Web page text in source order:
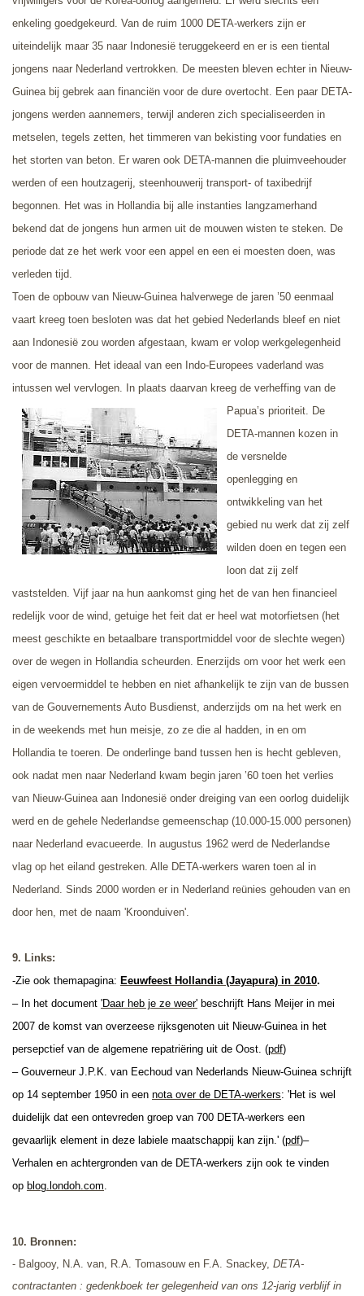
enkeling goedgekeurd. Van de ruim 1000 DETA-werkers zijn er
uiteindelijk maar 35 naar Indonesië teruggekeerd en er is een tiental
jongens naar Nederland vertrokken. De meesten bleven echter in Nieuw-
Guinea bij gebrek aan financiën voor de dure overtocht. Een paar DETA-
jongens werden aannemers, terwijl anderen zich specialiseerden in
metselen, tegels zetten, het timmeren van bekisting voor fundaties en
het storten van beton. Er waren ook DETA-mannen die pluimveehouder
werden of een houtzagerij, steenhouwerij transport- of taxibedrijf
begonnen. Het was in Hollandia bij alle instanties langzamerhand
bekend dat de jongens hun armen uit de mouwen wisten te steken. De
periode dat ze het werk voor een appel en een ei moesten doen, was
verleden tijd.
Toen de opbouw van Nieuw-Guinea halverwege de jaren ’50 eenmaal
vaart kreeg toen besloten was dat het gebied Nederlands bleef en niet
aan Indonesië zou worden afgestaan, kwam er volop werkgelegenheid
voor de mannen. Het ideaal van een Indo-Europees vaderland was
intussen wel vervlogen. In plaats daarvan kreeg de verheffing van de
Papua’s prioriteit. De
DETA-mannen kozen in
de versnelde
openlegging en
ontwikkeling van het
gebied nu werk dat zij zelf
wilden doen en tegen een
loon dat zij zelf
vaststelden. Vijf jaar na hun aankomst ging het de van hen financieel
redelijk voor de wind, getuige het feit dat er heel wat motorfietsen (het
meest geschikte en betaalbare transportmiddel voor de slechte wegen)
over de wegen in Hollandia scheurden. Enerzijds om voor het werk een
eigen vervoermiddel te hebben en niet afhankelijk te zijn van de bussen
van de Gouvernements Auto Busdienst, anderzijds om na het werk en
in de weekends met hun meisje, zo ze die al hadden, in en om
Hollandia te toeren. De onderlinge band tussen hen is hecht gebleven,
ook nadat men naar Nederland kwam begin jaren ’60 toen het verlies
van Nieuw-Guinea aan Indonesië onder dreiging van een oorlog duidelijk
werd en de gehele Nederlandse gemeenschap (10.000-15.000 personen)
naar Nederland evacueerde. In augustus 1962 werd de Nederlandse
vlag op het eiland gestreken. Alle DETA-werkers waren toen al in
Nederland. Sinds 2000 worden er in Nederland reünies gehouden van en
door hen, met de naam 'Kroonduiven'.
9. Links:
-Zie ook themapagina: Eeuwfeest Hollandia (Jayapura) in 2010.
– In het document 'Daar heb je ze weer' beschrijft Hans Meijer in mei
2007 de komst van overzeese rijksgenoten uit Nieuw-Guinea in het
persepctief van de algemene repatriëring uit de Oost. (pdf)
– Gouverneur J.P.K. van Eechoud van Nederlands Nieuw-Guinea schrijft
op 14 september 1950 in een nota over de DETA-werkers: 'Het is wel
duidelijk dat een ontevreden groep van 700 DETA-werkers een
gevaarlijk element in deze labiele maatschappij kan zijn.' (pdf)–
Verhalen en achtergronden van de DETA-werkers zijn ook te vinden
op blog.londoh.com.
10. Bronnen:
- Balgooy, N.A. van, R.A. Tomasouw en F.A. Snackey, DETA-
contractanten : gedenkboek ter gelegenheid van ons 12-jarig verblijf in